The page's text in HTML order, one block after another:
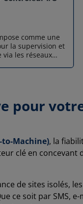
comme une
la supervision et
via les réseaux
Cloud qu'en
autonome
ce soit pour
totale grâce
des
multi-
HTTP). Une
les fonctions
télégestion. Il
pour
to-Machine), la
clé en concevant
de sites isolés,
ce soit par SMS,